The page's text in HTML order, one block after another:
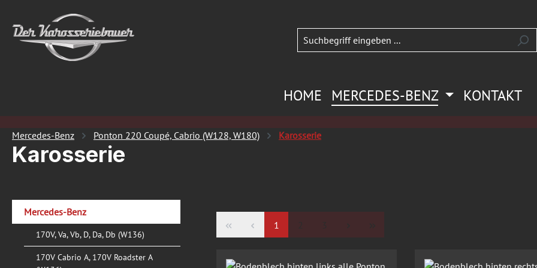
Hauptinhalt springen
Zur Suche springen
Zur Hauptnavigation springen
HOME MERCEDES-BENZ KONTAKT
Mercedes-Benz Ponton 220 Coupé, Cabrio (W128, W180) Karosserie
Karosserie
Mercedes-Benz
170V, Va, Vb, D, Da, Db (W136)
170V Cabrio A, 170V Roadster A
Seite
1